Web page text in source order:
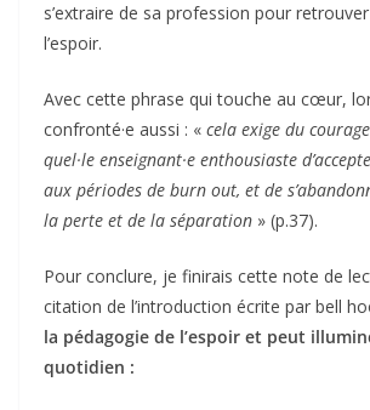
s’extraire de sa profession pour retrouver
l’espoir.
Avec cette phrase qui touche au cœur,
confronté·e aussi : « cela exige du
quel·le enseignant·e enthousiaste
aux périodes de burn out, et de
la perte et de la séparation » (p.37).
Pour conclure, je finirais cette note de
citation de l’introduction écrite par bell
la pédagogie de l’espoir et peut
quotidien :